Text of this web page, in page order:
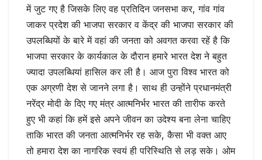
में जुट गए है जिसके लिए वह प्रतिदिन जनसभा कर, गांव गांव
जाकर प्रदेश की भाजपा सरकार व केंद्र की भाजपा सरकार की
उपलब्धियों के बारे में वहां की जनता को अवगत करवा रहें है कि
भाजपा सरकार के कार्यकाल के दौरान हमारे भारत देश ने बहुत
ज्यादा उपलब्धियां हासिल कर ली है। आज पुरा विश्व भारत को
एक अग्रणी देश से जानने लगा है। साथ ही उन्होंने प्रधानमंत्री
नरेंद्र मोदी के दिए गए मंत्र आत्मनिर्भर भारत की तारीफ करते
हुए भी कहां कि हमें इसे अपने जीवन का उदेश्य बना लेना चाहिए
ताकि भारत की जनता आत्मनिर्भर रह सके, कैसा भी वक्त आए
तो हमारा देश का नागरिक स्वयं ही परिस्थिति से लड़ सके। ओम